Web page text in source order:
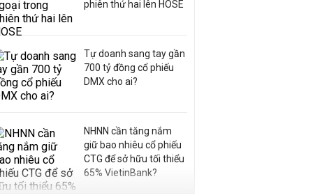
phiên thứ hai lên HOSE
Tự doanh sang tay gần
700 tỷ đồng cổ phiếu
DMX cho ai?
NHNN cần tăng nắm
giữ bao nhiêu cổ phiếu
CTG để sở hữu tối thiểu
65% VietinBank?